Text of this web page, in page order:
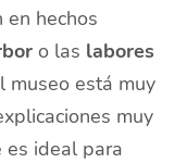
en hechos
o las labores
museo está muy
muy
es ideal para